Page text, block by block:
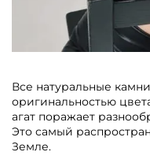
Все натуральные
оригинальностью
агат поражает
Это самый
Земле.